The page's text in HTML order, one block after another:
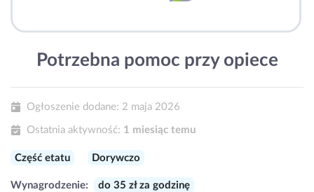
Potrzebna pomoc przy opiece
Ogłoszenie dodane: 2 maja 2026
Ostatnia aktywność: 1 miesiąc temu
Część etatu Dorywczo
Wynagrodzenie: do 35 zł za godzinę